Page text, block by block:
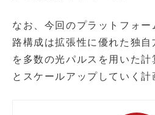
なお、今回のプラットフォ
路構成は拡張性に優れた独
を多数の光パルスを用いた
とスケールアップしていく計